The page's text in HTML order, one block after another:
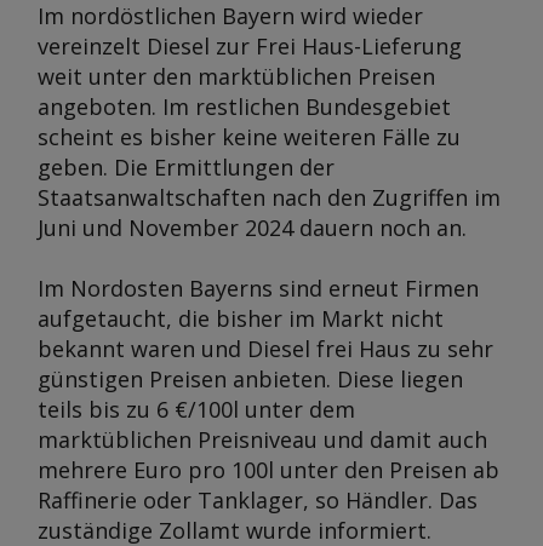
Im nordöstlichen Bayern wird wieder
vereinzelt Diesel zur Frei Haus-Lieferung
weit unter den marktüblichen Preisen
angeboten. Im restlichen Bundesgebiet
scheint es bisher keine weiteren Fälle zu
geben. Die Ermittlungen der
Staatsanwaltschaften nach den Zugriffen im
Juni und November 2024 dauern noch an.
Im Nordosten Bayerns sind erneut Firmen
aufgetaucht, die bisher im Markt nicht
bekannt waren und Diesel frei Haus zu sehr
günstigen Preisen anbieten. Diese liegen
teils bis zu 6 €/100l unter dem
marktüblichen Preisniveau und damit auch
mehrere Euro pro 100l unter den Preisen ab
Raffinerie oder Tanklager, so Händler. Das
zuständige Zollamt wurde informiert.